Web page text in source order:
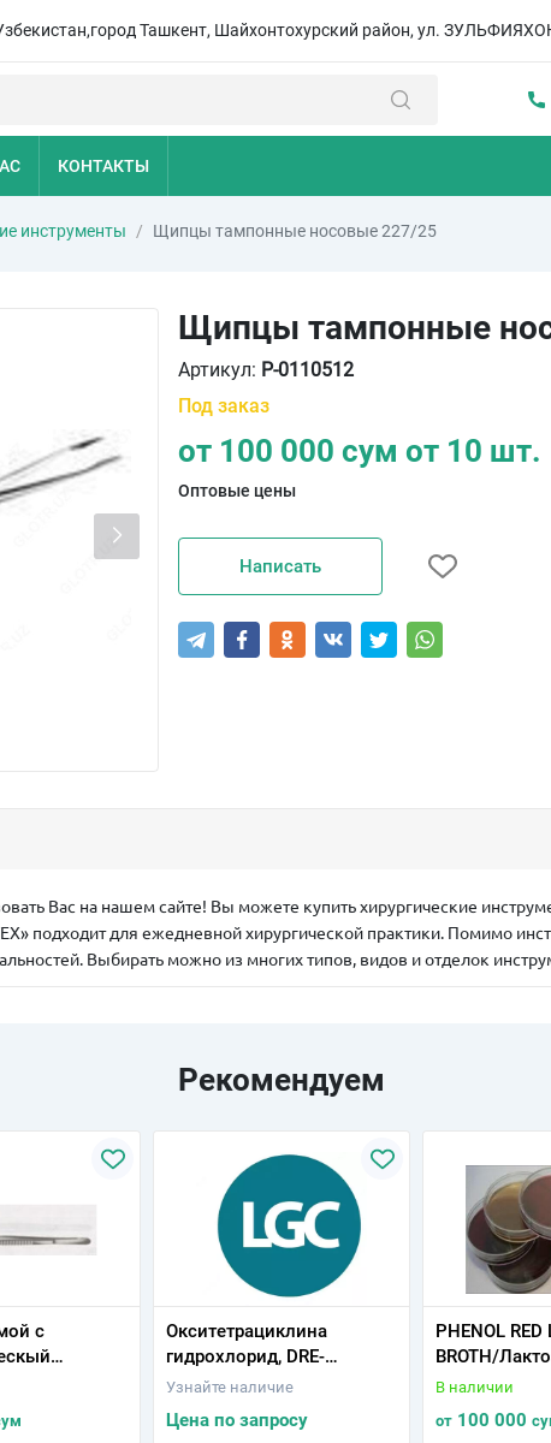
Ташкент, Шайхонтохурский район, ул.
КОНТАКТЫ
инструменты Щипцы тампонные носовые 227/25
Щипцы тампонные
Артикул: P-0110512
Под заказ
от 100 000сум от 10 шт.
Оптовые цены
Написать
Вас на нашем сайте! Вы можете купить хирургические
подходит для ежедневной хирургической практики. Помимо
Выбирать можно из многих типов, видов и отделок
Рекомендуем
с
Окситетрациклина
гидрохлорид, DRE-
C15820000
Узнайте наличие
Цена по запросу
PHENOL RED
BROTH/
с
В наличии
от 100 000